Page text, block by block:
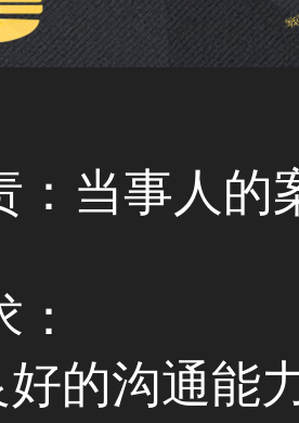
：当事人的
好的沟通能